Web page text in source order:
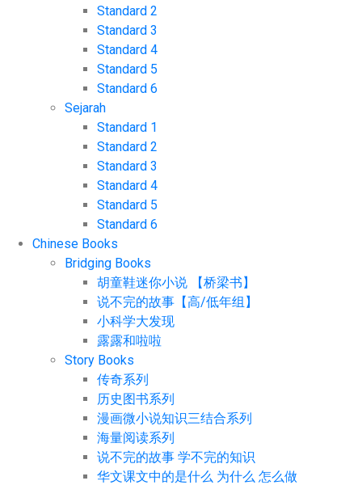
Standard 2
Standard 3
Standard 4
Standard 5
Standard 6
Sejarah
Standard 1
Standard 2
Standard 3
Standard 4
Standard 5
Standard 6
Chinese Books
Bridging Books
胡童鞋迷你小说 【桥梁书】
说不完的故事【高/低年组】
小科学大发现
露露和啦啦
Story Books
传奇系列
历史图书系列
漫画微小说知识三结合系列
海量阅读系列
说不完的故事 学不完的知识
华文课文中的是什么 为什么 怎么做